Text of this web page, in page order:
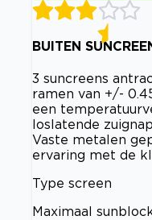
BUITEN
3 suncreens
ramen van +/-
een
loslatende
Vaste metalen
ervaring met de
Type screen
Maximaal